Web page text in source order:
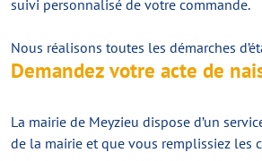
suivi personnalisé de votre commande.
Nous réalisons toutes les démarches
Demandez votre acte de
La mairie de Meyzieu dispose d’un
de la mairie et que vous remplissiez les